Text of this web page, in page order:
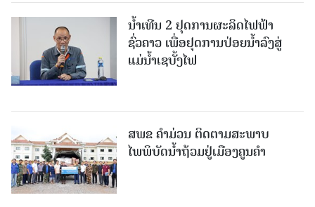
ນໍ້າເທີນ 2 ຢຸດການຜະລິດໄຟຟ້າ
ຊົ່ວຄາວ ເພື່ອຢຸດການປ່ອຍນໍ້າລົງສູ່
ແມ່ນໍ້າເຊບັ້ງໄຟ
ສ​ພ​ຂ ຄໍາມ່ວນ ຕິດຕາມສະພາບ
ໄພພິບັດນໍ້າຖ້ວມຢູ່ເມືອງຄູນຄໍາ